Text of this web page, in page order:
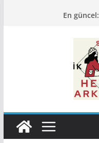
En güncel: